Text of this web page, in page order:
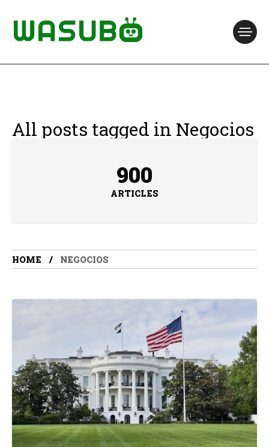
All posts tagged in Negocios
900
ARTICLES
HOME NEGOCIOS